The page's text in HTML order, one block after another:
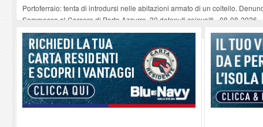
Portoferraio: tenta di introdursi nelle abitazioni armato di un coltello.
Sommossa al Carcere di Porto Azzurro, 30 detenuti coinvolti-08-08-2026
“Diamanti all’Inferno nell’infinito” e il teatro come esercizio del dubbio-08-
Mola ripulita dagli scout Agesci della Valsusa e Legambiente
08-08-2026
La grave carenza di medici Usmaf sta creando notevoli disagi ai lavoratori